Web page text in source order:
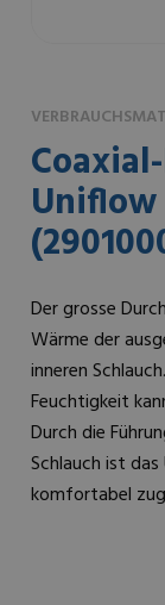
Der grosse
Wärme der
inneren
Feuchtigkeit
Durch die
Schlauch ist
komfortabel